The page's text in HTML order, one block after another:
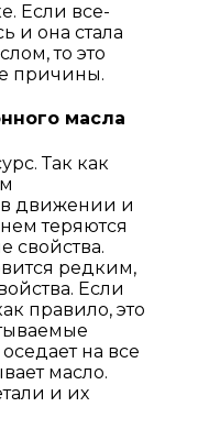
Если все-
и она стала
то это
причины.
масла
Так как
в движении и
теряются
свойства.
редким,
Если
правило, это
на все
масло.
и их